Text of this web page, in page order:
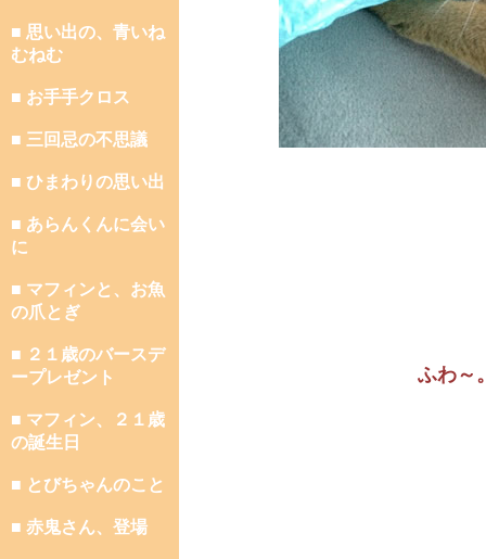
■ 思い出の、青いね
むねむ
■ お手手クロス
■ 三回忌の不思議
■ ひまわりの思い出
■ あらんくんに会い
に
■ マフィンと、お魚
の爪とぎ
■ ２１歳のバースデ
ープレゼント
■ マフィン、２１歳
の誕生日
■ とびちゃんのこと
■ 赤鬼さん、登場
ふわ～